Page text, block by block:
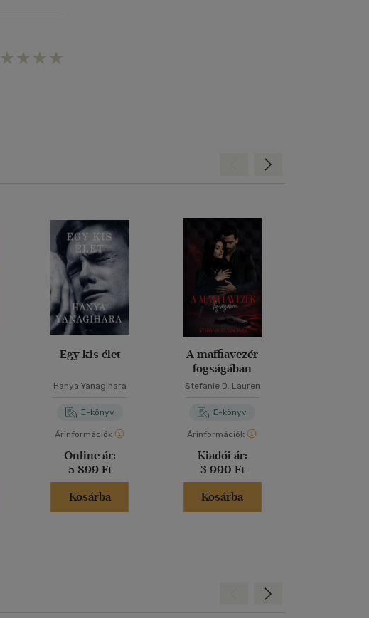
Egy kis élet
Hanya Yanagihara
E-könyv
Árinformációk
Online ár:
5 899 Ft
Kosárba
A maffiavezér
fogságában
Stefanie D. Lauren
E-könyv
Árinformációk
Kiadói ár:
3 990 Ft
Kosárba
Előre
Előre